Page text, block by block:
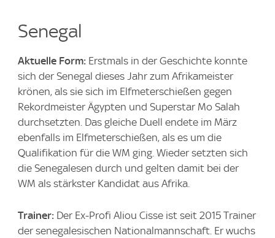
Senegal
Aktuelle Form: Erstmals in der Geschichte konnte
sich der Senegal dieses Jahr zum Afrikameister
krönen, als sie sich im Elfmeterschießen gegen
Rekordmeister Ägypten und Superstar Mo Salah
durchsetzten. Das gleiche Duell endete im März
ebenfalls im Elfmeterschießen, als es um die
Qualifikation für die WM ging. Wieder setzten sich
die Senegalesen durch und gelten damit bei der
WM als stärkster Kandidat aus Afrika.
Trainer: Der Ex-Profi Aliou Cisse ist seit 2015 Trainer
der senegalesischen Nationalmannschaft. Er wuchs